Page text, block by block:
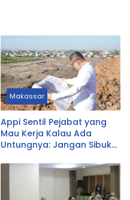
Makassar
Appi Sentil Pejabat yang
Mau Kerja Kalau Ada
Untungnya: Jangan Sibuk